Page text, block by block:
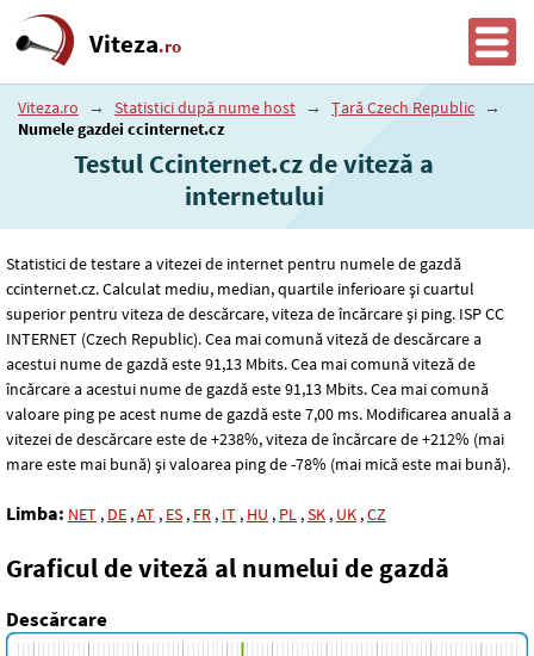
Viteza.ro
Viteza.ro → Statistici după nume host → Țară Czech Republic →
Numele gazdei ccinternet.cz
Testul Ccinternet.cz de viteză a
internetului
Statistici de testare a vitezei de internet pentru numele de gazdă
ccinternet.cz. Calculat mediu, median, quartile inferioare și cuartul
superior pentru viteza de descărcare, viteza de încărcare și ping. ISP CC
INTERNET (Czech Republic). Cea mai comună viteză de descărcare a
acestui nume de gazdă este 91,13 Mbits. Cea mai comună viteză de
încărcare a acestui nume de gazdă este 91,13 Mbits. Cea mai comună
valoare ping pe acest nume de gazdă este 7,00 ms. Modificarea anuală a
vitezei de descărcare este de +238%, viteza de încărcare de +212% (mai
mare este mai bună) și valoarea ping de -78% (mai mică este mai bună).
Limba: NET , DE ,AT , ES , FR , IT , HU , PL ,SK , UK ,CZ
Graficul de viteză al numelui de gazdă
Descărcare